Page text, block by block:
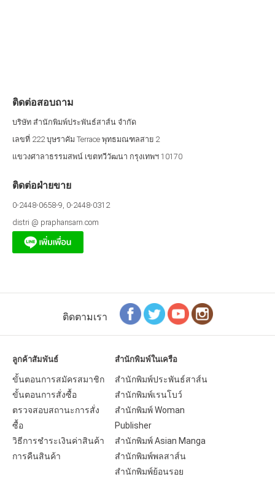
ติดต่อสอบถาม
บริษัท สำนักพิมพ์ประพันธ์สาส์น จำกัด
เลขที่ 222 บุษราคัม Terrace พุทธมณฑลสาย 2
แขวงศาลาธรรมสพน์ เขตทวีวัฒนา กรุงเทพฯ 10170
ติดต่อฝ่ายขาย
0-2448-0658-9, 0-2448-0312
distri @ praphansarn.com
ติดตามเรา
ลูกค้าสัมพันธ์
ขั้นตอนการสมัครสมาชิก
ขั้นตอนการสั่งซื้อ
ตรวจสอบสถานะการสั่ง
ซื้อ
วิธีการชำระเงินค่าสินค้า
การคืนสินค้า
สำนักพิมพ์ในเครือ
สำนักพิมพ์ประพันธ์สาส์น
สำนักพิมพ์เรนโบว์
สำนักพิมพ์ Woman
Publisher
สำนักพิมพ์ Asian Manga
สำนักพิมพ์พลสาส์น
สำนักพิมพ์ย้อนรอย